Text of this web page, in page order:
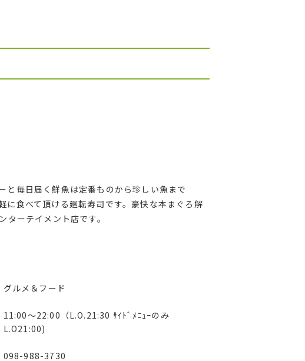
と毎日届く鮮魚は定番ものから珍しい魚まで
食べて頂ける廻転寿司です。豪快な本まぐろ解
ーテイメント店です。
グルメ＆フード
11:00～22:00（L.O.21:30 ｻｲﾄﾞﾒﾆｭｰのみ
L.O21:00)
098-988-3730